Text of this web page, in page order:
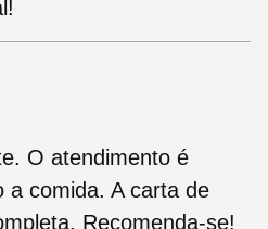
O atendimento é
a comida. A carta de
Recomenda-se!